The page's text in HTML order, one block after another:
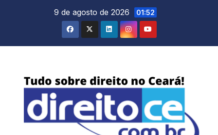
9 de agosto de 2026 01:52